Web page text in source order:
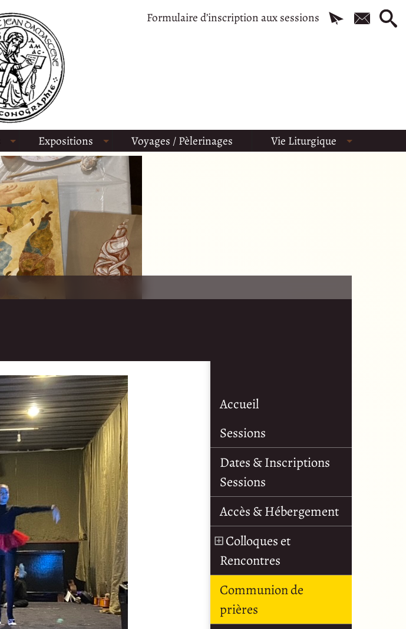
Formulaire d’inscription aux sessions
Expositions Voyages / Pèlerinages Vie Liturgique
Accueil
Sessions
Dates & Inscriptions
Sessions
Accès & Hébergement
Colloques et
Rencontres
Communion de
prières